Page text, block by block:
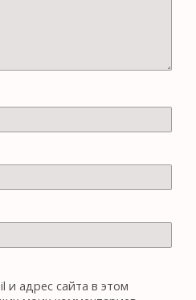
и адрес сайта в этом